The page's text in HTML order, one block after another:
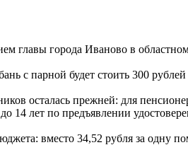
главы города Иваново в
с парной будет стоить 300 рублей
осталась прежней: для
14 лет по предъявлении
вместо 34,52 рубля за одну